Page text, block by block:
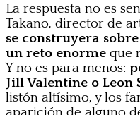
La respuesta no es
Takano, director de
se construyera
un reto enorme que
Y no es para menos:
Jill Valentine o Leon
listón altísimo, y los